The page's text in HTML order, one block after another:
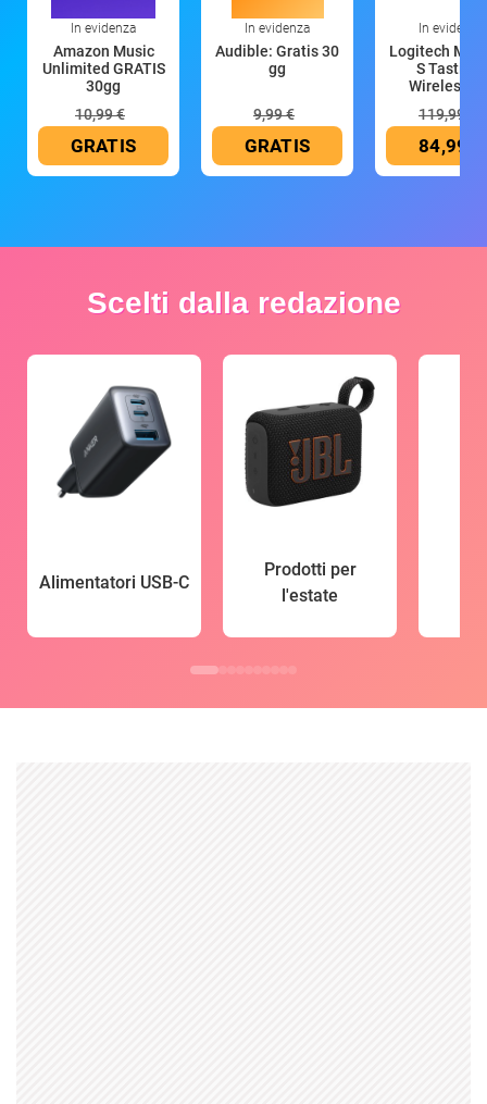
In evidenza
Amazon Music
Unlimited GRATIS
30gg
10,99 €
GRATIS
In evidenza
Audible: Gratis 30
gg
9,99 €
GRATIS
In evidenza
Logitech MX
S Tastiera
Wireless
119,99 €
84,99 €
Scelti dalla redazione
Alimentatori USB-C
Prodotti per
l'estate